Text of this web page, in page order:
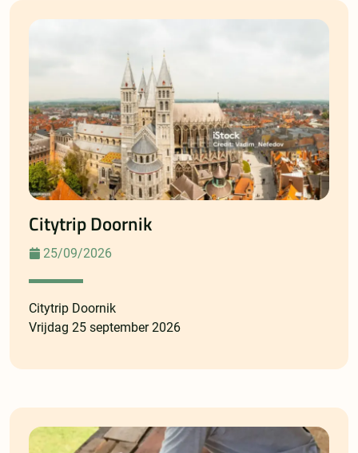
Citytrip Doornik
25/09/2026
Citytrip Doornik
Vrijdag 25 september 2026